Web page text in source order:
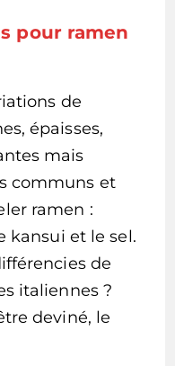
pour ramen
de
épaisses,
mais
communs et
ramen :
kansui et le sel.
de
italiennes ?
deviné, le